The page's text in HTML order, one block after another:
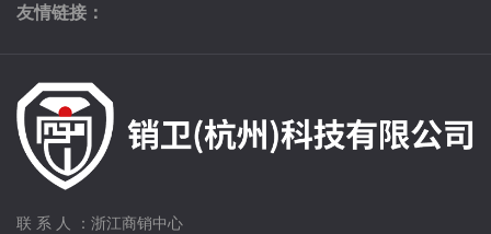
友情链接：
联 系 人 ：浙江商销中心